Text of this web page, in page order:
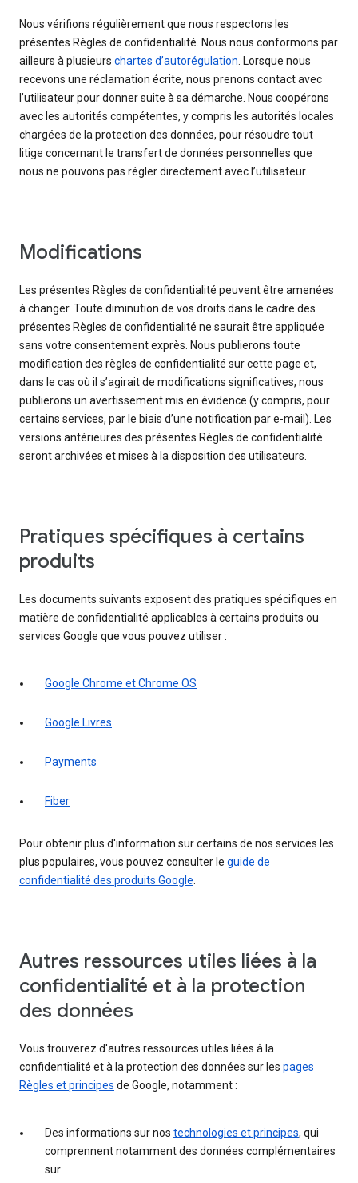
Nous vérifions régulièrement que nous respectons les
présentes Règles de confidentialité. Nous nous conformons par
ailleurs à plusieurs chartes d’autorégulation. Lorsque nous
recevons une réclamation écrite, nous prenons contact avec
l’utilisateur pour donner suite à sa démarche. Nous coopérons
avec les autorités compétentes, y compris les autorités locales
chargées de la protection des données, pour résoudre tout
litige concernant le transfert de données personnelles que
nous ne pouvons pas régler directement avec l’utilisateur.
Modifications
Les présentes Règles de confidentialité peuvent être amenées
à changer. Toute diminution de vos droits dans le cadre des
présentes Règles de confidentialité ne saurait être appliquée
sans votre consentement exprès. Nous publierons toute
modification des règles de confidentialité sur cette page et,
dans le cas où il s’agirait de modifications significatives, nous
publierons un avertissement mis en évidence (y compris, pour
certains services, par le biais d’une notification par e-mail). Les
versions antérieures des présentes Règles de confidentialité
seront archivées et mises à la disposition des utilisateurs.
Pratiques spécifiques à certains
produits
Les documents suivants exposent des pratiques spécifiques en
matière de confidentialité applicables à certains produits ou
services Google que vous pouvez utiliser :
Google Chrome et Chrome OS
Google Livres
Payments
Fiber
Pour obtenir plus d'information sur certains de nos services les
plus populaires, vous pouvez consulter le guide de
confidentialité des produits Google.
Autres ressources utiles liées à la
confidentialité et à la protection
des données
Vous trouverez d'autres ressources utiles liées à la
confidentialité et à la protection des données sur les pages
Règles et principes de Google, notamment :
Des informations sur nos technologies et principes, qui
comprennent notamment des données complémentaires
sur